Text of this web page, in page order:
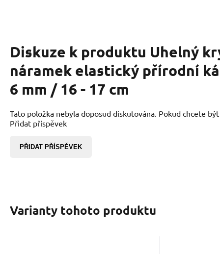
Diskuze k produktu Uhelný
náramek elastický přírodní
6 mm / 16 - 17 cm
Tato položka nebyla doposud diskutována. Pokud chcete
Přidat příspěvek
PŘIDAT PŘÍSPĚVEK
Varianty tohoto produktu